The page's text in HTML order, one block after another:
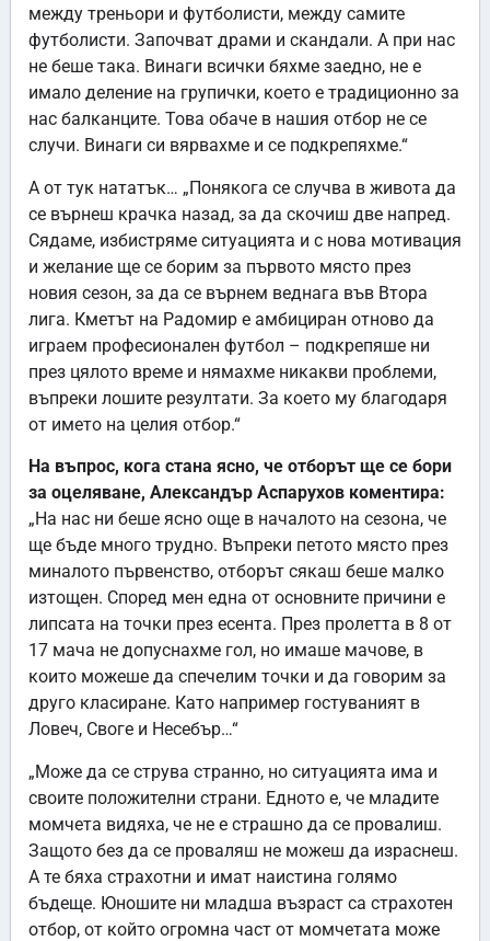
между треньори и футболисти, между самите
футболисти. Започват драми и скандали. А при нас
не беше така. Винаги всички бяхме заедно, не е
имало деление на групички, което е традиционно за
нас балканците. Това обаче в нашия отбор не се
случи. Винаги си вярвахме и се подкрепяхме.“
А от тук нататък… „Понякога се случва в живота да
се върнеш крачка назад, за да скочиш две напред.
Сядаме, избистряме ситуацията и с нова мотивация
и желание ще се борим за първото място през
новия сезон, за да се върнем веднага във Втора
лига. Кметът на Радомир е амбициран отново да
играем професионален футбол – подкрепяше ни
през цялото време и нямахме никакви проблеми,
въпреки лошите резултати. За което му благодаря
от името на целия отбор.“
На въпрос, кога стана ясно, че отборът ще се бори
за оцеляване, Александър Аспарухов коментира:
„На нас ни беше ясно още в началото на сезона, че
ще бъде много трудно. Въпреки петото място през
миналото първенство, отборът сякаш беше малко
изтощен. Според мен една от основните причини е
липсата на точки през есента. През пролетта в 8 от
17 мача не допуснахме гол, но имаше мачове, в
които можеше да спечелим точки и да говорим за
друго класиране. Като например гостуваният в
Ловеч, Своге и Несебър…“
„Може да се струва странно, но ситуацията има и
своите положителни страни. Едното е, че младите
момчета видяха, че не е страшно да се провалиш.
Защото без да се проваляш не можеш да израснеш.
А те бяха страхотни и имат наистина голямо
бъдеще. Юношите ни младша възраст са страхотен
отбор, от който огромна част от момчетата може